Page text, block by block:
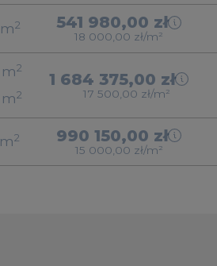
m2 541 980,00 zł
18 000,00 zł/m²
m2
m2
1 684 375,00 zł
17 500,00 zł/m²
m2 990 150,00 zł
15 000,00 zł/m²